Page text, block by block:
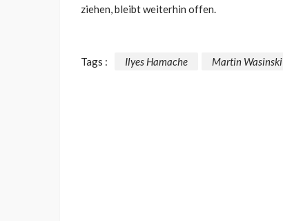
ziehen, bleibt weiterhin offen.
Tags : Ilyes Hamache Martin Wasinski